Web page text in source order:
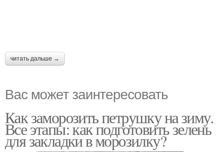
читать дальше →
Вас может заинтересовать
Как заморозить петрушку на зиму.
Все этапы: как подготовить зелень
для закладки в морозилку?